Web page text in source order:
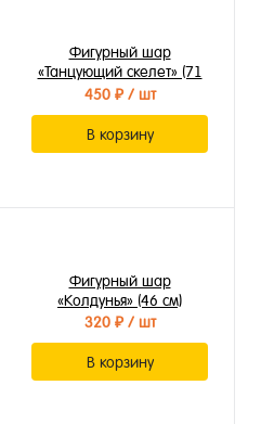
Фигурный шар
«Танцующий скелет» (71
см)
450 ₽/ шт
В корзину
Фигурный шар
«Колдунья» (46 см)
320 ₽/ шт
В корзину